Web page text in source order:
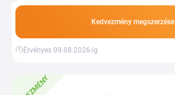
Kedvezmény megszerzése
Érvényes 09.08.2026-ig